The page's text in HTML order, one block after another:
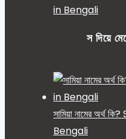
in Bengali
স দিয়ে
সামিয়া নামের
Bengali